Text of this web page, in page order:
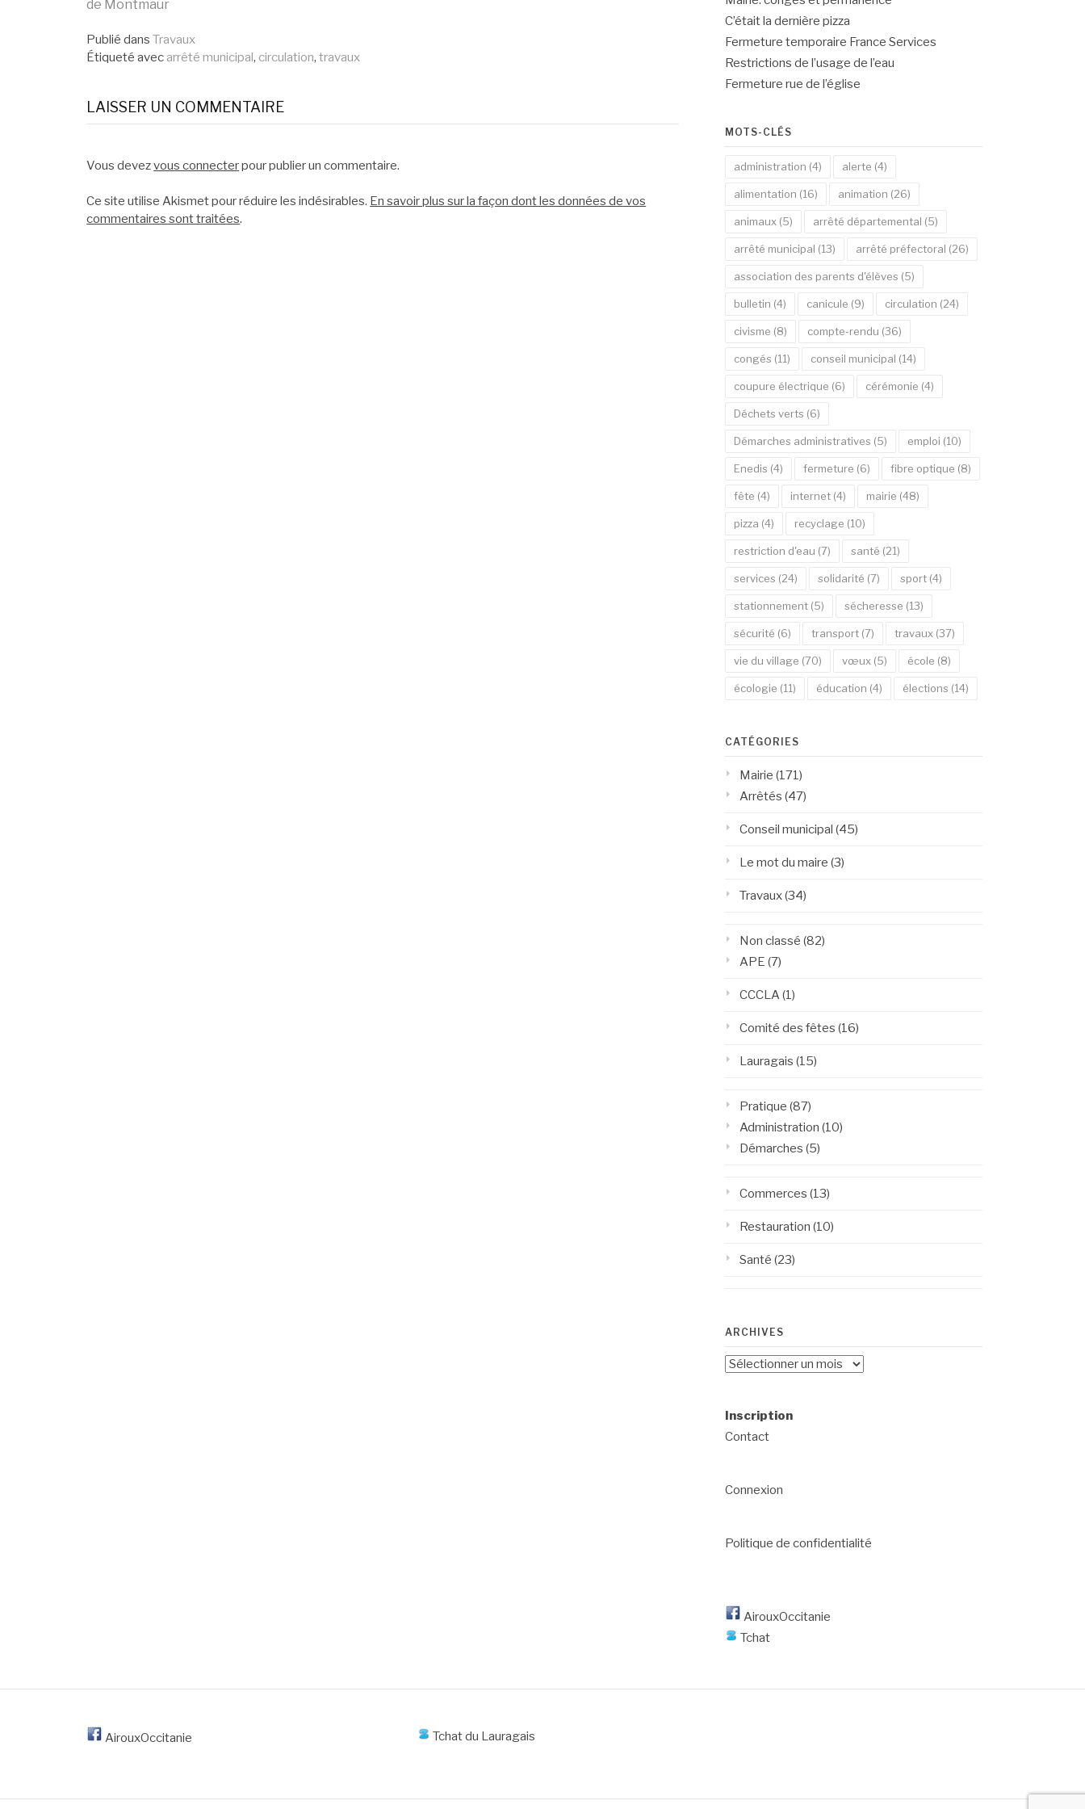
la
suite
de Montmaur
Publié dans Travaux
Étiqueté avec arrêté municipal, circulation,travaux
LAISSER UN COMMENTAIRE
Vous devezvous connecterpour publier un commentaire.
Ce site utilise Akismet pour réduire les indésirables. En savoir plus sur la façon dont les données de vos
commentaires sont traitées.
C’était la dernière pizza
Fermeture temporaire France Services
Restrictions de l’usage de l’eau
Fermeture rue de l’église
MOTS-CLÉS
administration (4) alerte (4)
alimentation (16) animation (26)
animaux(5) arrêté départemental (5)
arrêté municipal (13) arrêté préfectoral (26)
association des parents d'élèves (5)
bulletin (4) canicule (9) circulation (24)
civisme (8) compte-rendu (36)
congés (11) conseil municipal (14)
coupure électrique (6) cérémonie (4)
Déchets verts (6)
Démarches administratives (5) emploi (10)
Enedis (4) fermeture (6) fibre optique (8)
fête (4) internet(4) mairie (48)
pizza (4) recyclage (10)
restriction d'eau (7) santé (21)
services (24) solidarité (7) sport(4)
stationnement(5) sécheresse (13)
sécurité (6) transport(7) travaux(37)
vie du village (70) vœux(5) école (8)
écologie (11) éducation (4) élections (14)
CATÉGORIES
Mairie (171)
Arrêtés (47)
Conseil municipal (45)
Le mot du maire (3)
Travaux(34)
Non classé (82)
APE (7)
CCCLA(1)
Comité des fêtes (16)
Lauragais (15)
Pratique (87)
Administration (10)
Démarches (5)
Commerces (13)
Restauration (10)
Santé (23)
ARCHIVES
Archives
Inscription
Contact
Connexion
Politique de confidentialité
AirouxOccitanie
Tchat
AirouxOccitanie Tchat du Lauragais